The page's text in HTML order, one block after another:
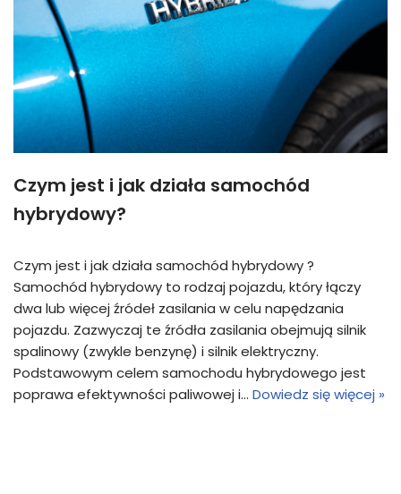
Czym jest i jak działa samochód
hybrydowy?
Czym jest i jak działa samochód hybrydowy ?
Samochód hybrydowy to rodzaj pojazdu, który łączy
dwa lub więcej źródeł zasilania w celu napędzania
pojazdu. Zazwyczaj te źródła zasilania obejmują silnik
spalinowy (zwykle benzynę) i silnik elektryczny.
Podstawowym celem samochodu hybrydowego jest
poprawa efektywności paliwowej i… Dowiedz się więcej »